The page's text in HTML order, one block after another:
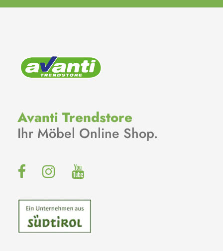
Avanti Trendstore
Ihr Möbel Online Shop.